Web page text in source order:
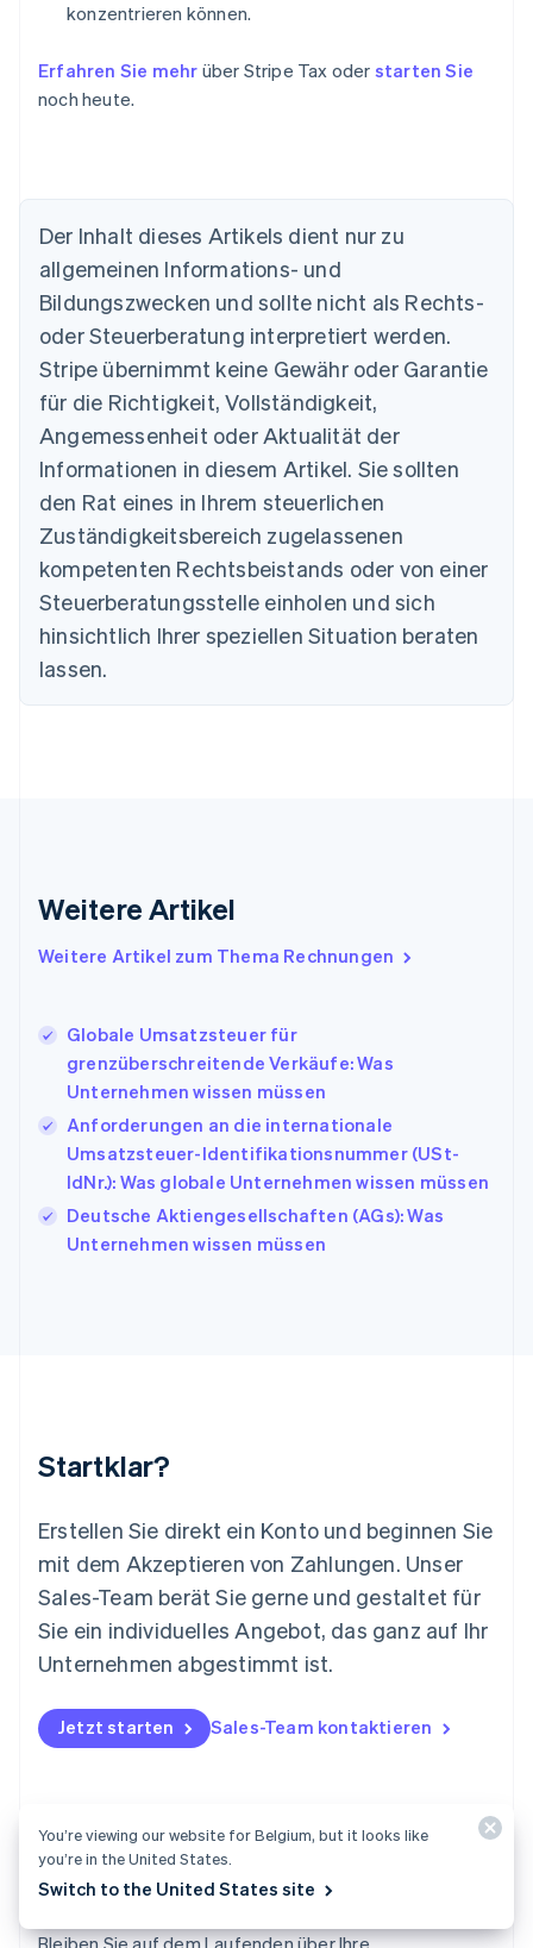
konzentrieren können.
Erfahren Sie mehr über Stripe Tax oder starten Sie
noch heute.
Der Inhalt dieses Artikels dient nur zu
allgemeinen Informations- und
Bildungszwecken und sollte nicht als Rechts-
oder Steuerberatung interpretiert werden.
Stripe übernimmt keine Gewähr oder Garantie
für die Richtigkeit, Vollständigkeit,
Angemessenheit oder Aktualität der
Informationen in diesem Artikel. Sie sollten
den Rat eines in Ihrem steuerlichen
Zuständigkeitsbereich zugelassenen
kompetenten Rechtsbeistands oder von einer
Steuerberatungsstelle einholen und sich
hinsichtlich Ihrer speziellen Situation beraten
lassen.
Weitere Artikel
Weitere Artikel zum Thema Rechnungen
Globale Umsatzsteuer für
grenzüberschreitende Verkäufe: Was
Unternehmen wissen müssen
Anforderungen an die internationale
Umsatzsteuer-Identifikationsnummer (USt-
IdNr.): Was globale Unternehmen wissen müssen
Deutsche Aktiengesellschaften (AGs): Was
Unternehmen wissen müssen
Startklar?
Erstellen Sie direkt ein Konto und beginnen Sie
mit dem Akzeptieren von Zahlungen. Unser
Sales-Team berät Sie gerne und gestaltet für
Sie ein individuelles Angebot, das ganz auf Ihr
Unternehmen abgestimmt ist.
Jetzt starten Sales-Team kontaktieren
Australien
English
Belgien
NederlandsFrançaisDeutschEnglish
Português English
Bulgarien
English
Dänemark
English
Deutschland
Estland
English
Griechenland
English
Italien
ItalianoEnglish
Japan
Kanada
English Français
Kroatien
English Italiano
English简体中文
English
Mexiko
Español English
Neuseeland
English
NederlandsEnglish
English
Österreich
Portugal
PortuguêsEnglish
Rumänien
Schweden
You’re viewing our website for Belgium, but it looks like
you’re in the United States.
Switch to the United States site